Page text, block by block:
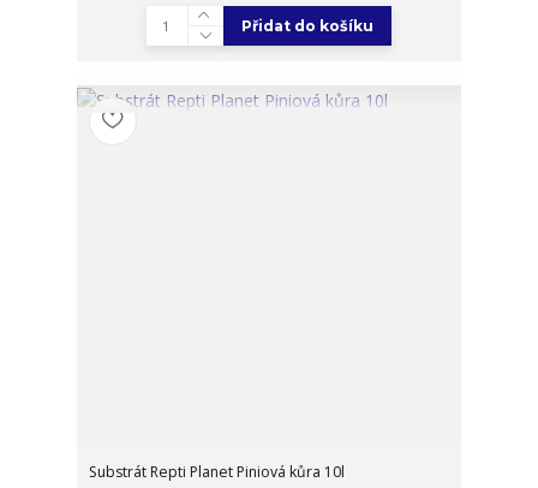
Přidat do košíku
Substrát Repti Planet Piniová kůra 10l